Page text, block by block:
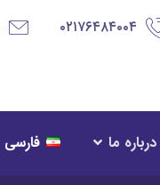
۰۲۱۷۶۴۸۴۰۰۴
درباره ما فارسی